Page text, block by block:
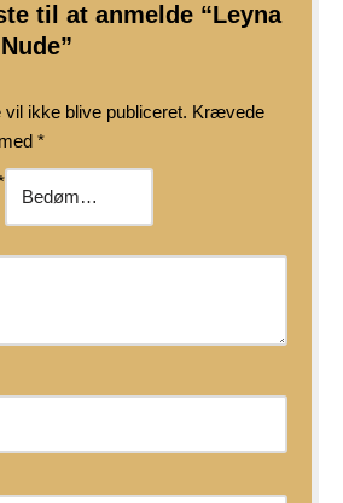
til at anmelde “Leyna
ikke blive publiceret. Krævede
*